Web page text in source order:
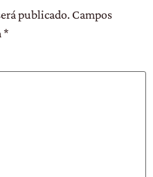
publicado. Campos
*